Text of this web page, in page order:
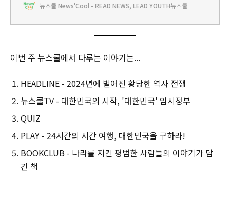
해 애썼고, 소리 없이 목숨을 잃었어. 오늘은 일제강점기 일본에 저항
뉴스쿨 News'Cool - READ NEWS, LEAD YOUTH뉴스쿨
이번 주 뉴스쿨에서 다루는 이야기는...
HEADLINE - 2024년에 벌어진 황당한 역사 전쟁
뉴스쿨TV - 대한민국의 시작, '대한민국' 임시정부
QUIZ
PLAY - 24시간의 시간 여행, 대한민국을 구하라!
BOOKCLUB - 나라를 지킨 평범한 사람들의 이야기가 담
긴 책